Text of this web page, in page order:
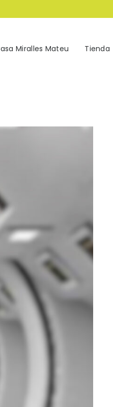
Miralles Mateu Tienda